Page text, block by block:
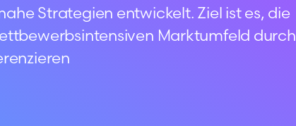
Strategien entwickelt. Ziel ist es, die
Marktumfeld durch